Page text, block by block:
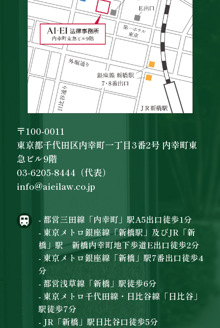
〒100-0011
東京都千代田区内幸町一丁目3番2号 内幸町東
急ビル9階
03-6205-8444（代表）
info@aieilaw.co.jp
- 都営三田線「内幸町」駅A5出口徒歩1分
- 東京メトロ銀座線「新橋駅」及びJR「新
橋」駅 新橋内幸町地下歩道E出口徒歩2分
- 東京メトロ銀座線「新橋」駅7番出口徒歩4
分
- 都営浅草線「新橋」駅徒歩6分
- 東京メトロ千代田線・日比谷線「日比谷」
駅徒歩7分
- JR「新橋」駅日比谷口徒歩5分